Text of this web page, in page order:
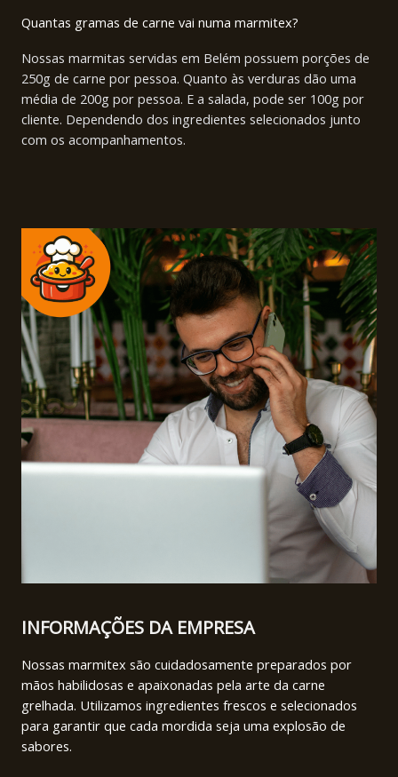
Quantas gramas de carne vai numa marmitex?
Nossas marmitas servidas em Belém possuem porções de
250g de carne por pessoa. Quanto às verduras dão uma
média de 200g por pessoa. E a salada, pode ser 100g por
cliente. Dependendo dos ingredientes selecionados junto
com os acompanhamentos.
INFORMAÇÕES DA EMPRESA
Nossas marmitex são cuidadosamente preparados por
mãos habilidosas e apaixonadas pela arte da carne
grelhada. Utilizamos ingredientes frescos e selecionados
para garantir que cada mordida seja uma explosão de
sabores.